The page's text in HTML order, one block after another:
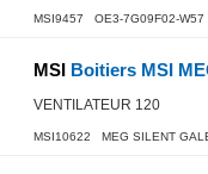
MSI9457 OE3-7G09F02-W57
MSI Boitiers MSI
VENTILATEUR 120
MSI10622 MEG SILENT